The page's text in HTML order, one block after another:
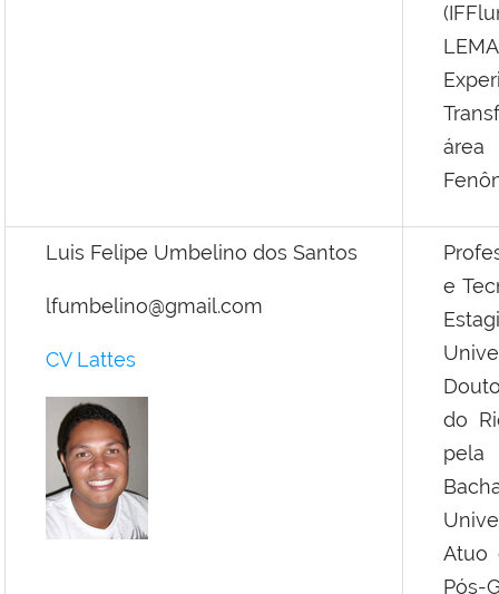
área
Luis Felipe Umbelino dos Santos
lfumbelino@gmail.com
CV Lattes
e
do
pela
Atuo